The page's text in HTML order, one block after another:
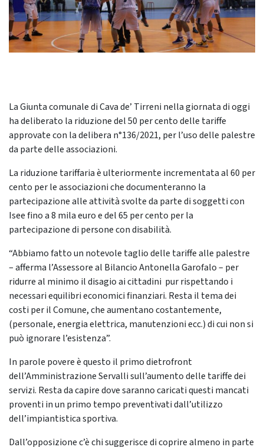
La Giunta comunale di Cava de’ Tirreni nella giornata di oggi
ha deliberato la riduzione del 50 per cento delle tariffe
approvate con la delibera n°136/2021, per l’uso delle palestre
da parte delle associazioni.
La riduzione tariffaria è ulteriormente incrementata al 60 per
cento per le associazioni che documenteranno la
partecipazione alle attività svolte da parte di soggetti con
Isee fino a 8 mila euro e del 65 per cento per la
partecipazione di persone con disabilità.
“Abbiamo fatto un notevole taglio delle tariffe alle palestre
– afferma l’Assessore al Bilancio Antonella Garofalo – per
ridurre al minimo il disagio ai cittadini pur rispettando i
necessari equilibri economici finanziari. Resta il tema dei
costi per il Comune, che aumentano costantemente,
(personale, energia elettrica, manutenzioni ecc.) di cui non si
può ignorare l’esistenza”.
In parole povere è questo il primo dietrofront
dell’Amministrazione Servalli sull’aumento delle tariffe dei
servizi. Resta da capire dove saranno caricati questi mancati
proventi in un primo tempo preventivati dall’utilizzo
dell’impiantistica sportiva.
Dall’opposizione c’è chi suggerisce di coprire almeno in parte